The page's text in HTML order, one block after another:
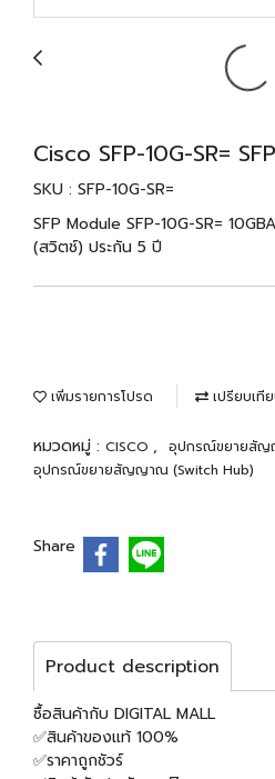
Cisco SFP-10G-SR=
SKU : SFP-10G-SR=
SFP Module SFP-10G-SR=
(สวิตช์) ประกัน 5 ปี
เพิ่มรายการโปรด เปรียบเที
หมวดหมู่ : CISCO , อุปกรณ์ขยายสัญ
อุปกรณ์ขยายสัญญาณ (Switch Hub)
Share
Product description
ซื้อสินค้ากับ DIGITAL MALL
✅สินค้าของแท้ 100%
✅ราคาถูกชัวร์